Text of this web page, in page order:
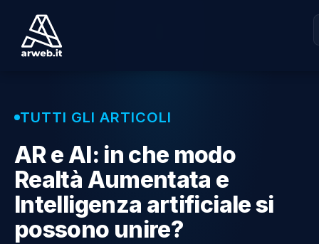
TUTTI GLI ARTICOLI
AR e AI: in che modo
Realtà Aumentata e
Intelligenza artificiale si
possono unire?